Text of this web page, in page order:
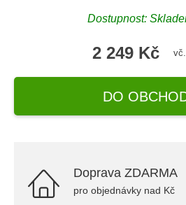
Dostupnost:
2 249 Kč
DO
Doprava ZDARMA
pro objednávky nad Kč